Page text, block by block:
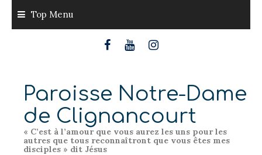
content
Top Menu
Paroisse Notre-Dame
de Clignancourt
« C’est à l’amour que vous aurez les uns pour les
autres que tous reconnaîtront que vous êtes mes
disciples » dit Jésus